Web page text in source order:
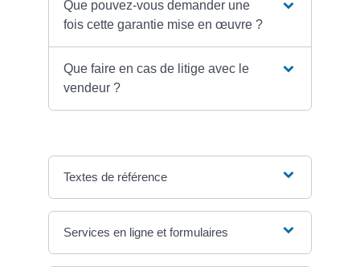
Que pouvez-vous demander une
fois cette garantie mise en œuvre ?
Que faire en cas de litige avec le
vendeur ?
Textes de référence
Services en ligne et formulaires